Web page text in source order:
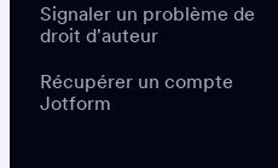
Signaler un problème de
droit d'auteur
Récupérer un compte
Jotform